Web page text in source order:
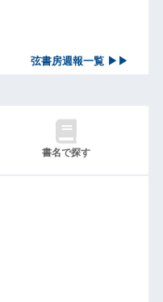
弦書房週報一覧 ▶▶
書名で探す